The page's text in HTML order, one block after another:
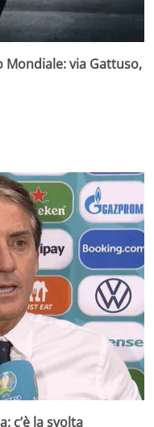
Mondiale: via Gattuso,
c’è la svolta